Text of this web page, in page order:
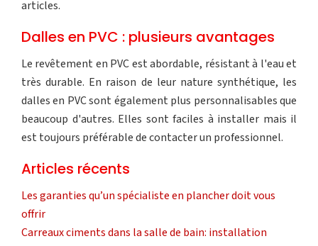
articles.
Dalles en PVC : plusieurs avantages
Le revêtement en PVC est abordable, résistant à l'eau et
très durable. En raison de leur nature synthétique, les
dalles en PVC sont également plus personnalisables que
beaucoup d'autres. Elles sont faciles à installer mais il
est toujours préférable de contacter un professionnel.
Articles récents
Les garanties qu’un spécialiste en plancher doit vous
offrir
Carreaux ciments dans la salle de bain: installation